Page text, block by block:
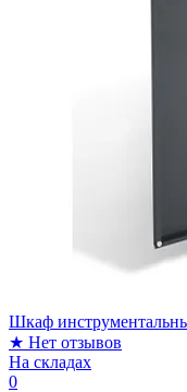
Шкаф
★ Нет отзывов
На складах
0